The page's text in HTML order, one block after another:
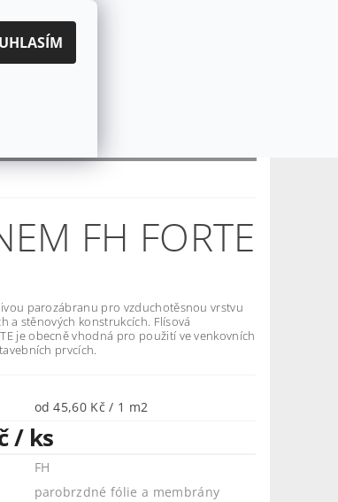
FH FORTE
parozábranu pro vzduchotěsnou vrstvu
a stěnových konstrukcích. Flísová
je obecně vhodná pro použití ve venkovních
prvcích.
od 45,60 Kč / 1 m2
/ ks
FH
parobrzdné fólie a membrány